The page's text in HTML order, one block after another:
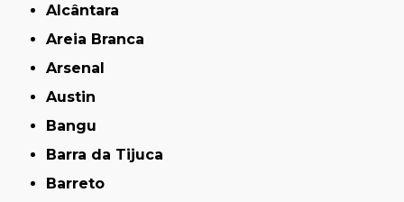
Alcântara
Areia Branca
Arsenal
Austin
Bangu
Barra da Tijuca
Barreto